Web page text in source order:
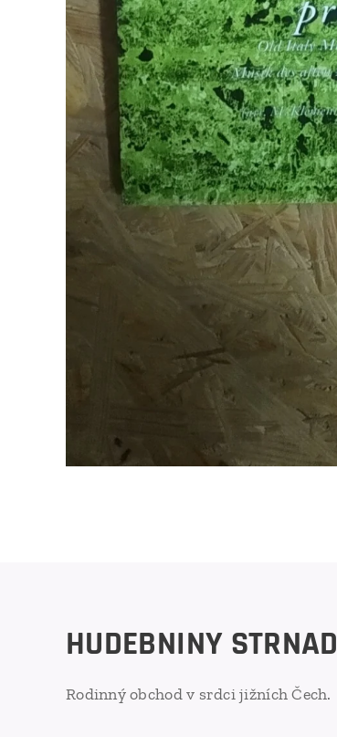
HUDEBNINY STRNAD
Rodinný obchod v srdci jižních Čech.